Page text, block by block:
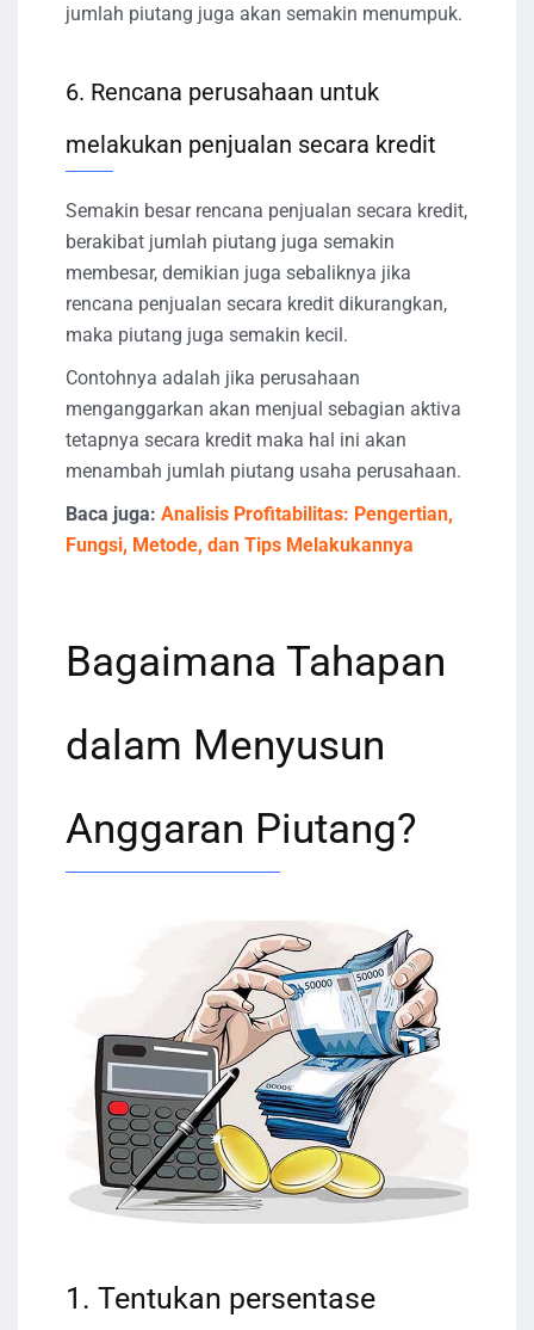
jumlah piutang juga akan semakin menumpuk.
6. Rencana perusahaan untuk
melakukan penjualan secara kredit
Semakin besar rencana penjualan secara kredit,
berakibat jumlah piutang juga semakin
membesar, demikian juga sebaliknya jika
rencana penjualan secara kredit dikurangkan,
maka piutang juga semakin kecil.
Contohnya adalah jika perusahaan
menganggarkan akan menjual sebagian aktiva
tetapnya secara kredit maka hal ini akan
menambah jumlah piutang usaha perusahaan.
Baca juga: Analisis Profitabilitas: Pengertian,
Fungsi, Metode, dan Tips Melakukannya
Bagaimana Tahapan
dalam Menyusun
Anggaran Piutang?
1. Tentukan persentase